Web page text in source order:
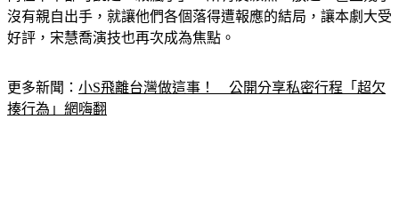
沒有親自出手，就讓他們各個落得遭報應的結局，讓本劇大受
好評，宋慧喬演技也再次成為焦點。
更多新聞： 小S飛離台灣做這事！　公開分享私密行程「超欠
揍行為」網嗨翻